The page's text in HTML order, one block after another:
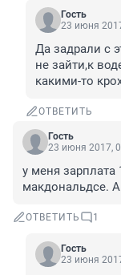
Гость
23 июня
Да задрали с
не зайти,к
какими-то
ОТВЕТИТЬ
Гость
23 июня 2017,
у меня зарплата
макдональдсе.
ОТВЕТИТЬ 1
Гость
23 июня